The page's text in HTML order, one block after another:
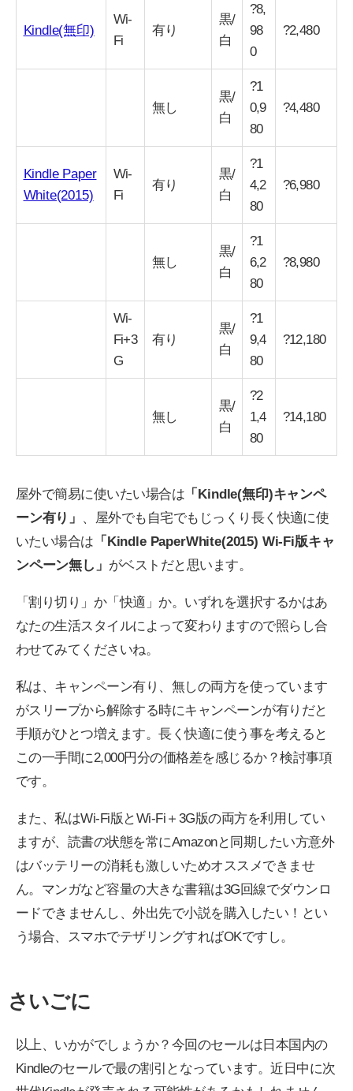
Kindle(無印)
Wi-
Fi
有り
黒/
白
?8,
98
0
?2,480
無し
黒/
白
?1
0,9
80
?4,480
Kindle Paper
White(2015)
Wi-
Fi
有り
黒/
白
?1
4,2
80
?6,980
無し
黒/
白
?1
6,2
80
?8,980
Wi-
Fi+3
G
有り
黒/
白
?1
9,4
80
?12,180
無し
黒/
白
?2
1,4
80
?14,180
屋外で簡易に使いたい場合は 「Kindle(無印)キャンペ
ーン有り」 、屋外でも自宅でもじっくり長く快適に使
いたい場合は 「Kindle PaperWhite(2015) Wi-Fi版キャ
ンペーン無し」 がベストだと思います。
「割り切り」か「快適」か。いずれを選択するかはあ
なたの生活スタイルによって変わりますので照らし合
わせてみてくださいね。
私は、キャンペーン有り、無しの両方を使っています
がスリープから解除する時にキャンペーンが有りだと
手順がひとつ増えます。長く快適に使う事を考えると
この一手間に2,000円分の価格差を感じるか？検討事項
です。
また、私はWi-Fi版とWi-Fi＋3G版の両方を利用してい
ますが、読書の状態を常にAmazonと同期したい方意外
はバッテリーの消耗も激しいためオススメできませ
ん。マンガなど容量の大きな書籍は3G回線でダウンロ
ードできませんし、外出先で小説を購入したい！とい
う場合、スマホでテザリングすればOKですし。
さいごに
以上、いかがでしょうか？今回のセールは日本国内の
Kindleのセールで最の割引となっています。近日中に次